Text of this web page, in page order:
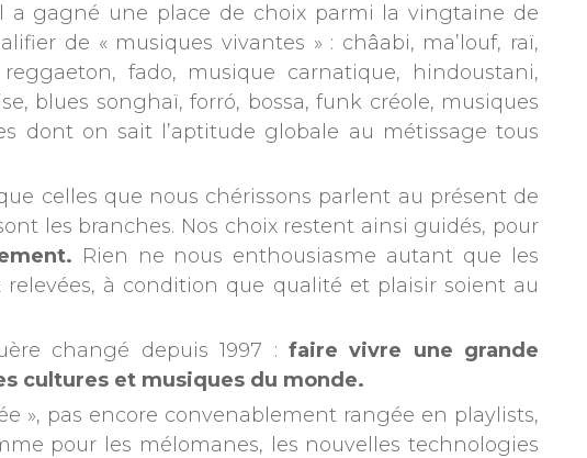
a gagné une place de choix parmi la vingtaine de
de « musiques vivantes » : châabi, ma’louf, raï,
fado, musique carnatique, hindoustani,
blues songhaï, forró, bossa, funk créole, musiques
dont on sait l’aptitude globale au métissage tous
celles que nous chérissons parlent au présent de
les branches. Nos choix restent ainsi guidés, pour
Rien ne nous enthousiasme autant que les
à condition que qualité et plaisir soient au
changé depuis 1997 : faire vivre une grande
cultures et musiques du monde.
», pas encore convenablement rangée en playlists,
pour les mélomanes, les nouvelles technologies